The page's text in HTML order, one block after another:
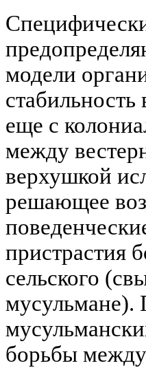
модели
стабильность
еще с
между
верхушкой
решающее
пристрастия
сельского
мусульмане).
борьбы